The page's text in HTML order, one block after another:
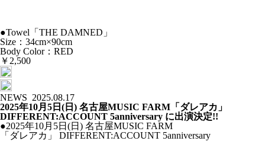
●Towel「THE DAMNED」
Size：34cm×90cm
Body Color：RED
￥2,500
NEWS 2025.08.17
2025年10月5日(日) 名古屋MUSIC FARM「ダレアカ」
DIFFERENT:ACCOUNT 5anniversary に出演決定!!
●2025年10月5日(日) 名古屋MUSIC FARM
「ダレアカ」 DIFFERENT:ACCOUNT 5anniversary